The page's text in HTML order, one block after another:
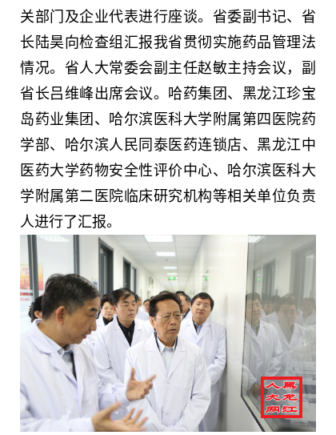
关部门及企业代表进行座谈。省委副书记、省
长陆昊向检查组汇报我省贯彻实施药品管理法
情况。省人大常委会副主任赵敏主持会议，副
省长吕维峰出席会议。哈药集团、黑龙江珍宝
岛药业集团、哈尔滨医科大学附属第四医院药
学部、哈尔滨人民同泰医药连锁店、黑龙江中
医药大学药物安全性评价中心、哈尔滨医科大
学附属第二医院临床研究机构等相关单位负责
人进行了汇报。